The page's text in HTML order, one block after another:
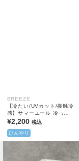
BREEZE
【冷たい/UVカット/接触冷
感】サマーエール 冷っほ
ーい！Tシャツ(キッズサイ
¥2,200 税込
ひんやり